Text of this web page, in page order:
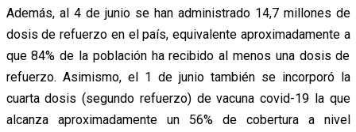
Además, al 4 de junio se han administrado 14,7 millones de
dosis de refuerzo en el país, equivalente aproximadamente a
que 84% de la población ha recibido al menos una dosis de
refuerzo. Asimismo, el 1 de junio también se incorporó la
cuarta dosis (segundo refuerzo) de vacuna covid-19 la que
alcanza aproximadamente un 56% de cobertura a nivel